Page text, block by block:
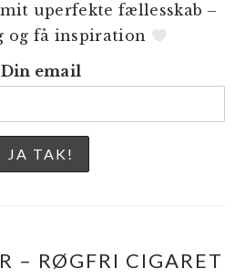
uperfekte fællesskab –
og få inspiration
Din email
– RØGFRI CIGARET